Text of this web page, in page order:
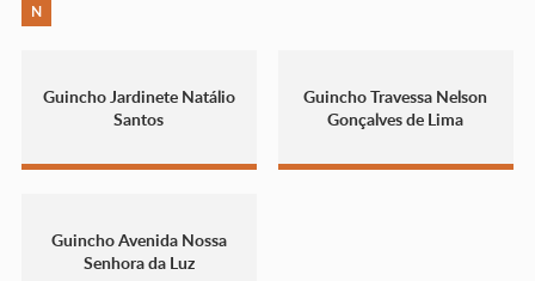
N
Guincho Jardinete Natálio
Santos
Guincho Travessa Nelson
Gonçalves de Lima
Guincho Avenida Nossa
Senhora da Luz